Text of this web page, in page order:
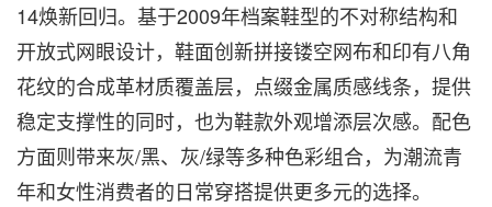
14焕新回归。基于2009年档案鞋型的不对称结构和
开放式网眼设计，鞋面创新拼接镂空网布和印有八角
花纹的合成革材质覆盖层，点缀金属质感线条，提供
稳定支撑性的同时，也为鞋款外观增添层次感。配色
方面则带来灰/黑、灰/绿等多种色彩组合，为潮流青
年和女性消费者的日常穿搭提供更多元的选择。